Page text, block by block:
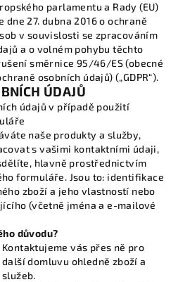
parlamentu a Rady (EU)
dne 27. dubna 2016 o ochraně
v souvislosti se zpracováním
a o volném pohybu těchto
směrnice 95/46/ES (obecné
osobních údajů) („GDPR“).
ÚDAJŮ
údajů v případě použití
naše produkty a služby,
s vašimi kontaktními údaji,
hlavně prostřednictvím
formuláře. Jsou to: identifikace
zboží a jeho vlastností nebo
(včetně jména a e-mailové
důvodu?
Kontaktujeme vás přes ně pro
další domluvu ohledně zboží a
služeb.